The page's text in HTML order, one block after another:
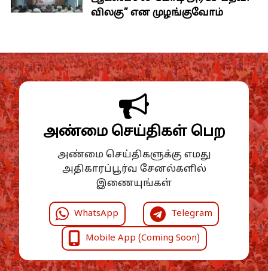
விலகு” என முழங்குவோம்
அண்மை செய்திகள் பெற
அண்மை செய்திகளுக்கு எமது
அதிகாரப்பூர்வ சேனல்களில்
இணையுங்கள்
WhatsApp Telegram
Mobile App (Coming Soon)